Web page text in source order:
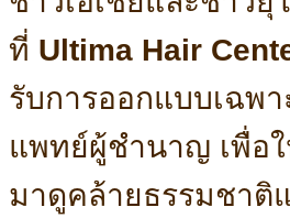
ที่ Ultima Hair
รับการออกแบบเฉพ
แพทย์ผู้ชำนาญ เพื่อ
มาดูคล้ายธรรมชาติ